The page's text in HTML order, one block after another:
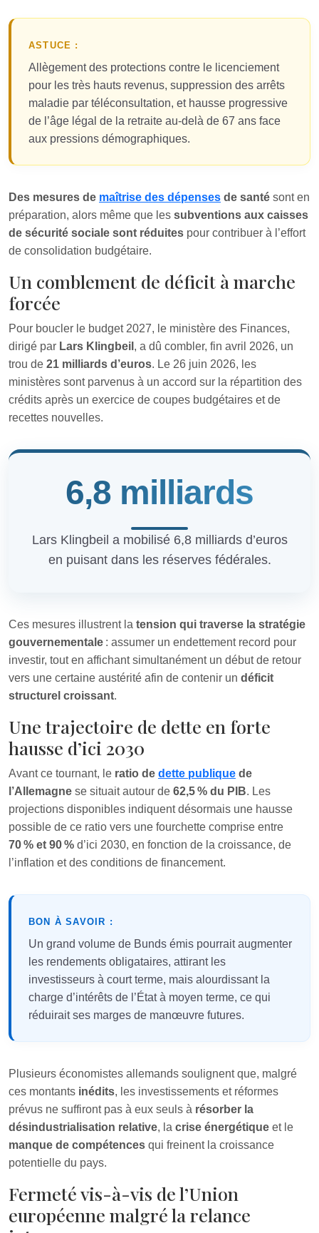
ASTUCE :
Allègement des protections contre le licenciement
pour les très hauts revenus, suppression des arrêts
maladie par téléconsultation, et hausse progressive
de l’âge légal de la retraite au-delà de 67 ans face
aux pressions démographiques.
Des mesures de maîtrise des dépenses de santé sont en
préparation, alors même que les subventions aux caisses
de sécurité sociale sont réduites pour contribuer à l’effort
de consolidation budgétaire.
Un comblement de déficit à marche
forcée
Pour boucler le budget 2027, le ministère des Finances,
dirigé par Lars Klingbeil , a dû combler, fin avril 2026, un
trou de 21 milliards d’euros. Le 26 juin 2026, les
ministères sont parvenus à un accord sur la répartition des
crédits après un exercice de coupes budgétaires et de
recettes nouvelles.
6,8 milliards
Lars Klingbeil a mobilisé 6,8 milliards d’euros
en puisant dans les réserves fédérales.
Ces mesures illustrent la tension qui traverse la stratégie
gouvernementale : assumer un endettement record pour
investir, tout en affichant simultanément un début de retour
vers une certaine austérité afin de contenir un déficit
structurel croissant.
Une trajectoire de dette en forte
hausse d’ici 2030
Avant ce tournant, le ratio de dette publique de
l’Allemagne se situait autour de 62,5 % du PIB. Les
projections disponibles indiquent désormais une hausse
possible de ce ratio vers une fourchette comprise entre
70 % et 90 % d’ici 2030, en fonction de la croissance, de
l’inflation et des conditions de financement.
BON À SAVOIR :
Un grand volume de Bunds émis pourrait augmenter
les rendements obligataires, attirant les
investisseurs à court terme, mais alourdissant la
charge d’intérêts de l’État à moyen terme, ce qui
réduirait ses marges de manœuvre futures.
Plusieurs économistes allemands soulignent que, malgré
ces montants inédits, les investissements et réformes
prévus ne suffiront pas à eux seuls à résorber la
désindustrialisation relative, la crise énergétique et le
manque de compétences qui freinent la croissance
potentielle du pays.
Fermeté vis-à-vis de l’Union
européenne malgré la relance